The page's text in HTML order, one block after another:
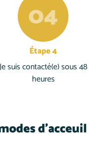
Étape 4
Je suis contacté(e) sous 48
heures
d'acceuil